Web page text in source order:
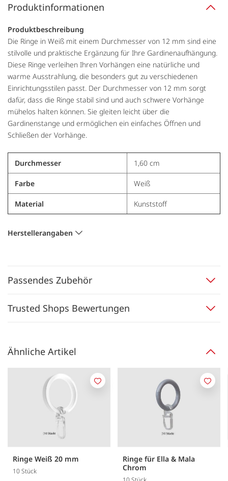
Produktinformationen
Produktbeschreibung
Die Ringe in Weiß mit einem Durchmesser von 12 mm sind eine
stilvolle und praktische Ergänzung für Ihre Gardinenaufhängung.
Diese Ringe verleihen Ihren Vorhängen eine natürliche und
warme Ausstrahlung, die besonders gut zu verschiedenen
Einrichtungsstilen passt. Der Durchmesser von 12 mm sorgt
dafür, dass die Ringe stabil sind und auch schwere Vorhänge
mühelos halten können. Sie gleiten leicht über die
Gardinenstange und ermöglichen ein einfaches Öffnen und
Schließen der Vorhänge.
Durchmesser 1,60 cm
Farbe Weiß
Material Kunststoff
Herstellerangaben
Passendes Zubehör
Trusted Shops Bewertungen
Ähnliche Artikel
Ringe Weiß 20 mm
10 Stück
Merken
Ringe für Ella & Mala
Chrom